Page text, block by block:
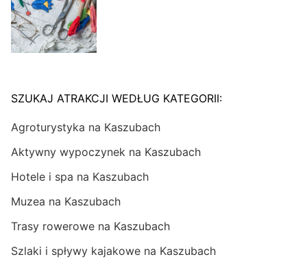
SZUKAJ ATRAKCJI WEDŁUG KATEGORII:
Agroturystyka na Kaszubach
Aktywny wypoczynek na Kaszubach
Hotele i spa na Kaszubach
Muzea na Kaszubach
Trasy rowerowe na Kaszubach
Szlaki i spływy kajakowe na Kaszubach